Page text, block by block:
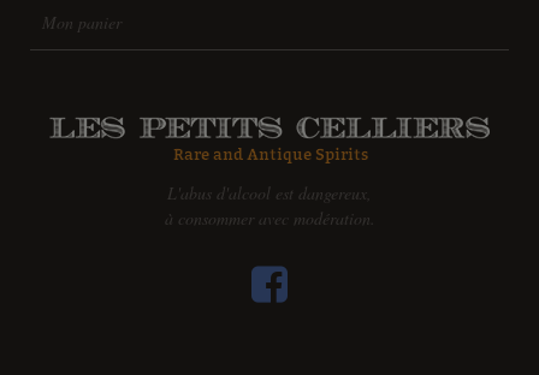
Mon panier
L'abus d'alcool est dangereux,
à consommer avec modération.